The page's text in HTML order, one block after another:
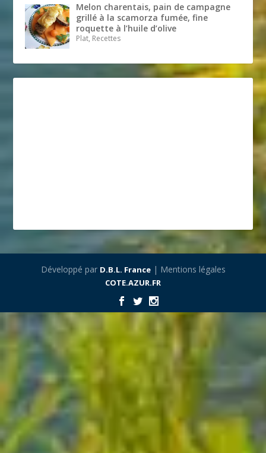
Melon charentais, pain de campagne
grillé à la scamorza fumée, fine
roquette à l’huile d’olive
Plat, Recettes
Développé par D.B.L. France| Mentions légales
COTE.AZUR.FR